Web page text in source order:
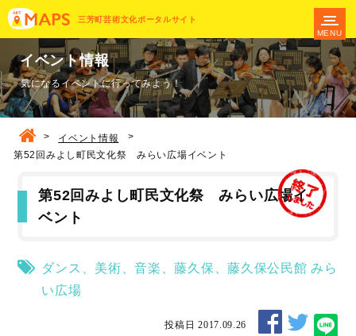
三芳町芸術文化ポータルサイト
MENU
イベント情報
気になるイベントに行ってみよう！
> イベント情報
>
第52回みよし町民文化祭 みらい広場イベント
第52回みよし町民文化祭 みらい広場イ
ベント
ダンス 美術 、音楽 、藤久保 、藤久保公民館 みら
い広場
投稿日 2017.09.26